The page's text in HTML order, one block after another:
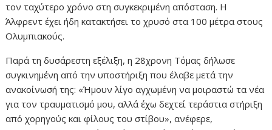
τον ταχύτερο χρόνο στη συγκεκριμένη απόσταση. Η
Άλφρεντ έχει ήδη κατακτήσει το χρυσό στα 100 μέτρα στους
Ολυμπιακούς.
Παρά τη δυσάρεστη εξέλιξη, η 28χρονη Τόμας δήλωσε
συγκινημένη από την υποστήριξη που έλαβε μετά την
ανακοίνωσή της: «Ήμουν λίγο αγχωμένη να μοιραστώ τα νέα
για τον τραυματισμό μου, αλλά έχω δεχτεί τεράστια στήριξη
από χορηγούς και φίλους του στίβου», ανέφερε,